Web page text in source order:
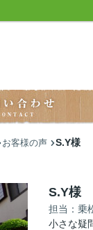
お客様の声 S.Y様
S.Y様
担当：乗
小さな疑